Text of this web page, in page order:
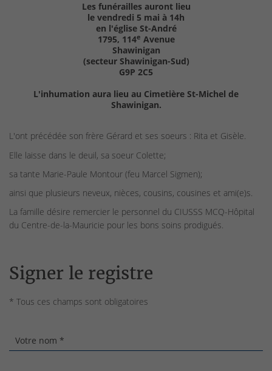
Les funérailles auront lieu
le vendredi 5 mai à 14h
en l'église St-André
1795, 114e Avenue
Shawinigan
(secteur Shawinigan-Sud)
G9P 2C5
L'inhumation aura lieu au Cimetière St-Michel de
Shawinigan.
L'ont précédée son frère Gérard et ses soeurs : Rita et Gisèle.
Elle laisse dans le deuil, sa soeur Colette;
sa tante Marie-Paule Montour (feu Marcel Sigmen);
ainsi que plusieurs neveux, nièces, cousins, cousines et ami(e)s.
La famille désire remercier le personnel du CIUSSS MCQ-Hôpital
du Centre-de-la-Mauricie pour les bons soins prodigués.
Signer le registre
* Tous ces champs sont obligatoires
Votre nom *